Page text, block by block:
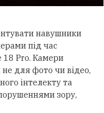
навушники
під час
18 Pro. Камери
для фото чи відео,
інтелекту та
зору,